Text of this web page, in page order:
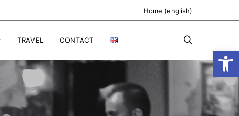
Home (english)
TRAVEL CONTACT